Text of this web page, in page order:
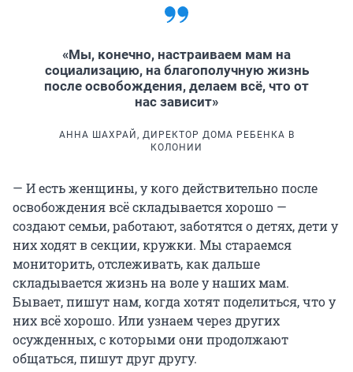
«Мы, конечно, настраиваем мам на
социализацию, на благополучную жизнь
после освобождения, делаем всё, что от
нас зависит»
АННА ШАХРАЙ, ДИРЕКТОР ДОМА РЕБЕНКА В
КОЛОНИИ
— И есть женщины, у кого действительно после
освобождения всё складывается хорошо —
создают семьи, работают, заботятся о детях, дети у
них ходят в секции, кружки. Мы стараемся
мониторить, отслеживать, как дальше
складывается жизнь на воле у наших мам.
Бывает, пишут нам, когда хотят поделиться, что у
них всё хорошо. Или узнаем через других
осужденных, с которыми они продолжают
общаться, пишут друг другу.